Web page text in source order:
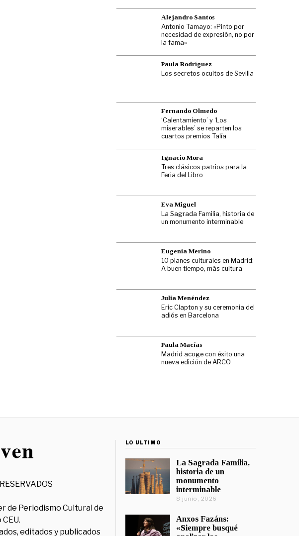
Alejandro Santos
Antonio Tamayo: «Pinto por
necesidad de expresión, no por
la fama»
Paula Rodríguez
Los secretos ocultos de Sevilla
Fernando Olmedo
‘Calentamiento’ y ‘Los
miserables’ se reparten los
cuartos premios Talía
Ignacio Mora
Tres clásicos patrios para la
Feria del Libro
Eva Miguel
La Sagrada Familia, historia de
un monumento interminable
Eugenia Merino
10 planes culturales en Madrid:
A buen tiempo, más cultura
Julia Menéndez
Eric Clapton y su ceremonia del
adiós en Barcelona
Paula Macías
Madrid acoge con éxito una
nueva edición de ARCO
de Periodismo Cultural de
editados y publicados
LO ÚLTIMO
La Sagrada Familia,
historia de un
monumento
interminable
8 junio, 2026
Anxos Fazáns:
«Siempre busqué